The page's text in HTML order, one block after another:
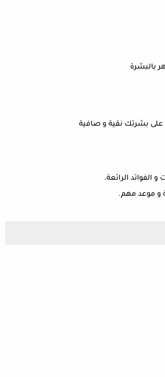
بالبشرة
على بشرتك نقية و صافية
الفوائد الرائعة.
و موعد مهم.